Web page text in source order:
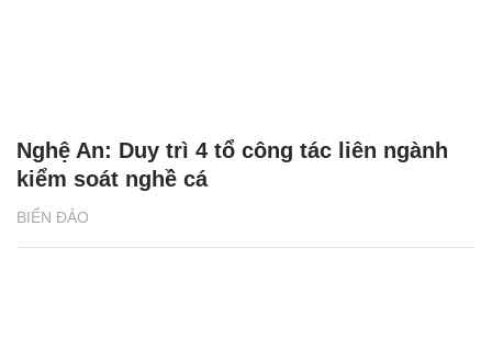
BIỂN ĐẢO
Nghệ An: Duy trì 4 tổ công tác liên ngành
kiểm soát nghề cá